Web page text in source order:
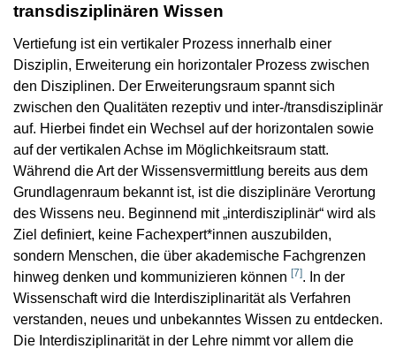
transdisziplinären Wissen
Vertiefung ist ein vertikaler Prozess innerhalb einer
Disziplin, Erweiterung ein horizontaler Prozess zwischen
den Disziplinen. Der Erweiterungsraum spannt sich
zwischen den Qualitäten rezeptiv und inter-/transdisziplinär
auf. Hierbei findet ein Wechsel auf der horizontalen sowie
auf der vertikalen Achse im Möglichkeitsraum statt.
Während die Art der Wissensvermittlung bereits aus dem
Grundlagenraum bekannt ist, ist die disziplinäre Verortung
des Wissens neu. Beginnend mit „interdisziplinär“ wird als
Ziel definiert, keine Fachexpert*innen auszubilden,
sondern Menschen, die über akademische Fachgrenzen
hinweg denken und kommunizieren können [7]. In der
Wissenschaft wird die Interdisziplinarität als Verfahren
verstanden, neues und unbekanntes Wissen zu entdecken.
Die Interdisziplinarität in der Lehre nimmt vor allem die